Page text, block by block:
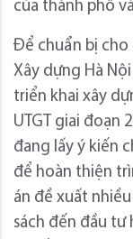
của thành phố
Để chuẩn bị cho
Xây dựng Hà
triển khai xây
UTGT giai đoạn
đang lấy ý kiến
để hoàn thiện
án đề xuất
sách đến đầu tư